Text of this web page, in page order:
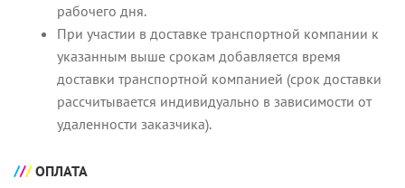
рабочего дня.
При участии в доставке транспортной компании к
указанным выше срокам добавляется время
доставки транспортной компанией (срок доставки
рассчитывается индивидуально в зависимости от
удаленности заказчика).
ОПЛАТА